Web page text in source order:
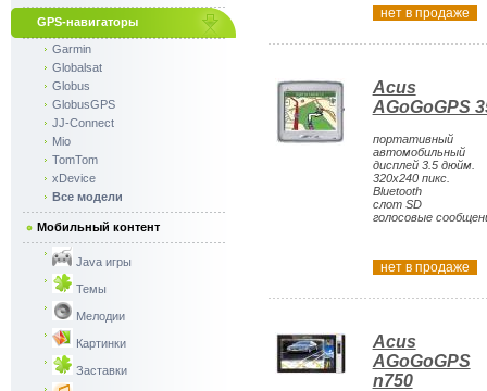
нет в продаже
Acus
AGoGoGPS
портативный
автомобильный
дисплей 3.5 дюйм.
320x240 пикс.
Bluetooth
слот SD
голосовые
нет в продаже
Acus
AGoGoGPS
n750
GPS-навигаторы
Garmin
Globalsat
Globus
GlobusGPS
JJ-Connect
Mio
TomTom
xDevice
Все модели
Мобильный контент
Java игры
Темы
Мелодии
Картинки
Заставки